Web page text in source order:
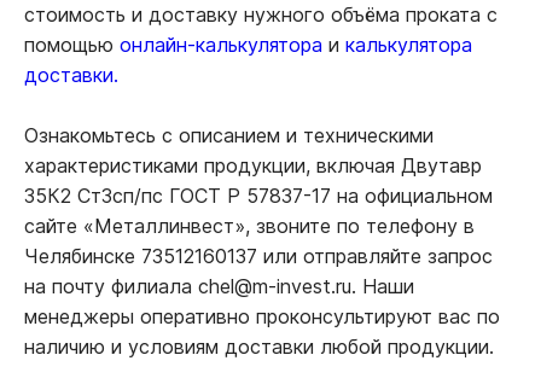
стоимость и доставку нужного объёма проката с
помощью онлайн-калькулятора и калькулятора
доставки.
Ознакомьтесь с описанием и техническими
характеристиками продукции, включая Двутавр
35К2 Ст3сп/пс ГОСТ Р 57837-17 на официальном
сайте «Металлинвест», звоните по телефону в
Челябинске 73512160137 или отправляйте запрос
на почту филиала chel@m-invest.ru. Наши
менеджеры оперативно проконсультируют вас по
наличию и условиям доставки любой продукции.